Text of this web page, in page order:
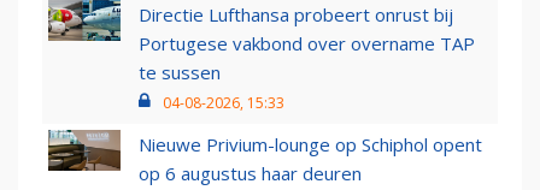
Directie Lufthansa probeert onrust bij
Portugese vakbond over overname TAP
te sussen
04-08-2026, 15:33
Nieuwe Privium-lounge op Schiphol opent
op 6 augustus haar deuren